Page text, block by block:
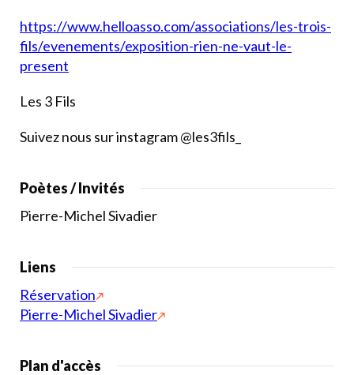
https://www.helloasso.com/associations/les-trois-
fils/evenements/exposition-rien-ne-vaut-le-
present
Les 3 Fils
Suivez nous sur instagram @les3fils_
Poètes / Invités
Pierre-Michel Sivadier
Liens
Réservation
Pierre-Michel Sivadier
Plan d'accès